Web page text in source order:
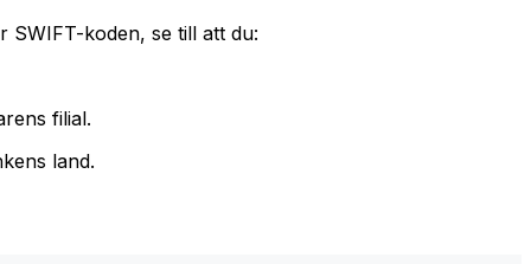
koden, se till att du:
filial.
land.